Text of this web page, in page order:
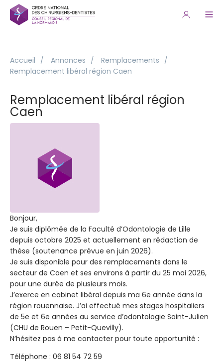
Accueil / Annonces / Remplacements /
Remplacement libéral région Caen
Remplacement libéral région
Caen
Bonjour,
Je suis diplômée de la Faculté d’Odontologie de Lille
depuis octobre 2025 et actuellement en rédaction de
thèse (soutenance prévue en juin 2026).
Je suis disponible pour des remplacements dans le
secteur de Caen et ses environs à partir du 25 mai 2026,
pour une durée de plusieurs mois.
J’exerce en cabinet libéral depuis ma 6e année dans la
région rouennaise. J’ai effectué mes stages hospitaliers
de 5e et 6e années au service d’odontologie Saint-Julien
(CHU de Rouen – Petit-Quevilly).
N’hésitez pas à me contacter pour toute opportunité :
Téléphone : 06 81 54 72 59